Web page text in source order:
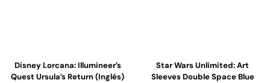
Disney Lorcana: Illumineer’s
Quest Ursula’s Return (Inglés)
Star Wars Unlimited: Art
Sleeves Double Space Blue